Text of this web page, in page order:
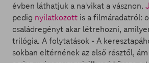
évben láthatjuk a na'vikat a vásznon.
pedig nyilatkozott is a filmáradatról:
családregényt akar létrehozni,
trilógia. A folytatások - A
sokban eltérnének az első résztől,